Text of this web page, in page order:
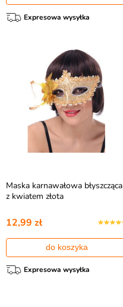
Expresowa wysyłka
Maska karnawałowa błyszcząca
z kwiatem złota
12,99 zł
do koszyka
Expresowa wysyłka